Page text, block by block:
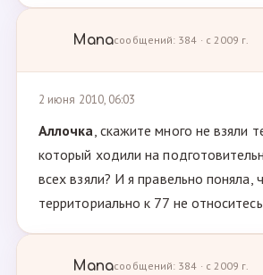
Мапасообщений: 384 · с 2009 г.
2 июня 2010, 06:03
Аллочка, скажите много не взяли
который ходили на
всех взяли? И я правельно поняла,
территориально к 77 не
Мапасообщений: 384 · с 2009 г.